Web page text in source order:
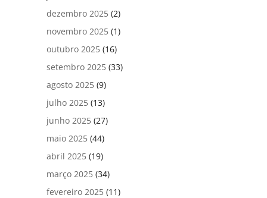
dezembro 2025 (2)
novembro 2025 (1)
outubro 2025 (16)
setembro 2025 (33)
agosto 2025 (9)
julho 2025 (13)
junho 2025 (27)
maio 2025 (44)
abril 2025 (19)
março 2025 (34)
fevereiro 2025 (11)